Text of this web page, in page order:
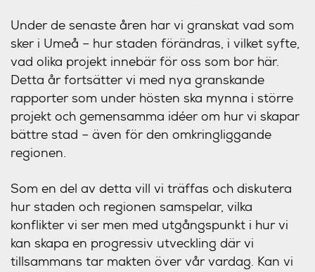
Under de senaste åren har vi granskat vad som
sker i Umeå – hur staden förändras, i vilket syfte,
vad olika projekt innebär för oss som bor här.
Detta år fortsätter vi med nya granskande
rapporter som under hösten ska mynna i större
projekt och gemensamma idéer om hur vi skapar
bättre stad – även för den omkringliggande
regionen.
Som en del av detta vill vi träffas och diskutera
hur staden och regionen samspelar, vilka
konflikter vi ser men med utgångspunkt i hur vi
kan skapa en progressiv utveckling där vi
tillsammans tar makten över vår vardag. Kan vi